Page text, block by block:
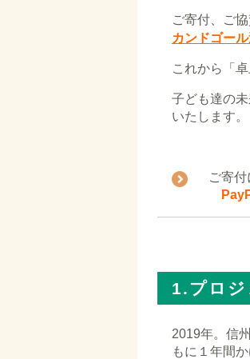
ご寄付、ご
カンドゴー
これから「
子ども達の
いたしま
ご寄
1.プロ
2019年。信
もに１年間